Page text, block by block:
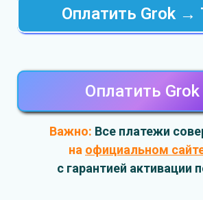
Оплатить Grok →
Важно: Все платежи
на официальном
с гарантией активации